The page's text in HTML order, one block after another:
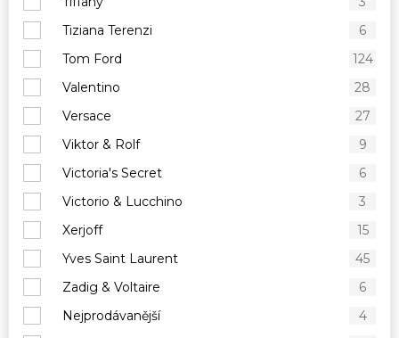
Tiziana Terenzi
6
Tom Ford
124
Valentino
28
Versace
27
Viktor & Rolf
9
Victoria's Secret
6
Victorio & Lucchino
3
Xerjoff
15
Yves Saint Laurent
45
Zadig & Voltaire
6
Nejprodávanější
4